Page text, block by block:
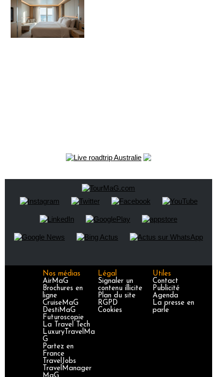
Nos médias
AirMaG
Brochures en
ligne
CruiseMaG
DestiMaG
Futuroscopie
La Travel Tech
LuxuryTravelMa
G
Partez en
France
TravelJobs
TravelManager
Légal
Signaler un
contenu illicite
Plan du site
RGPD
Cookies
Utiles
Contact
Publicité
Agenda
La presse en
parle